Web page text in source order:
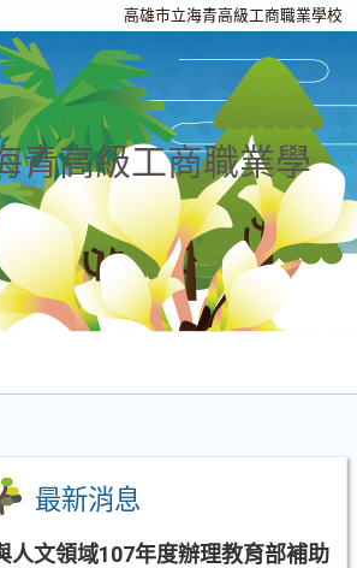
高雄市立海青高級工商職業學校
青高級工商職業學
最新消息
人文領域107年度辦理教育部補助